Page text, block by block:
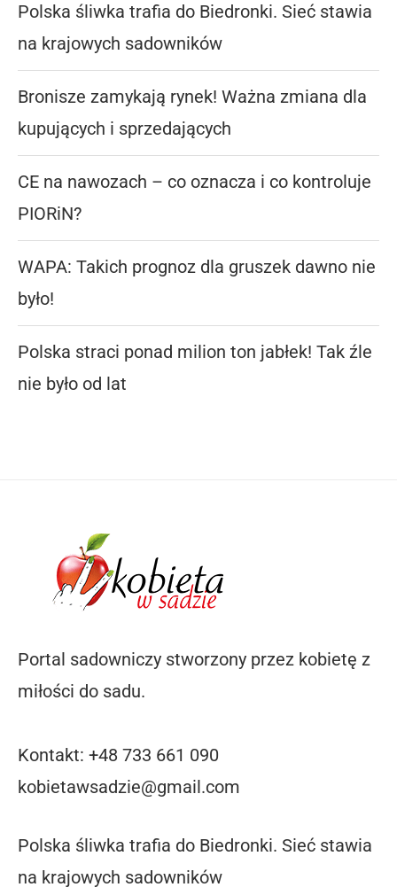
Polska śliwka trafia do Biedronki. Sieć stawia
na krajowych sadowników
Bronisze zamykają rynek! Ważna zmiana dla
kupujących i sprzedających
CE na nawozach – co oznacza i co kontroluje
PIORiN?
WAPA: Takich prognoz dla gruszek dawno nie
było!
Polska straci ponad milion ton jabłek! Tak źle
nie było od lat
Portal sadowniczy stworzony przez kobietę z
miłości do sadu.
Kontakt: +48 733 661 090
kobietawsadzie@gmail.com
Polska śliwka trafia do Biedronki. Sieć stawia
na krajowych sadowników